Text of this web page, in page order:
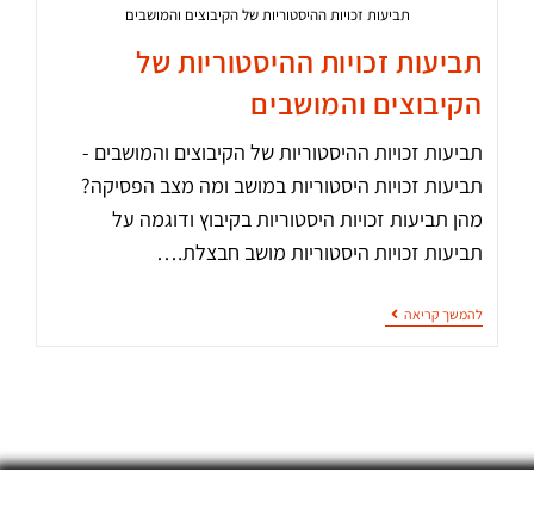
תביעות זכויות ההיסטוריות של הקיבוצים והמושבים
תביעות זכויות ההיסטוריות של
הקיבוצים והמושבים
תביעות זכויות ההיסטוריות של הקיבוצים והמושבים -
תביעות זכויות היסטוריות במושב ומה מצב הפסיקה?
מהן תביעות זכויות היסטוריות בקיבוץ ודוגמה על
תביעות זכויות היסטוריות מושב חבצלת.…
להמשך קריאה